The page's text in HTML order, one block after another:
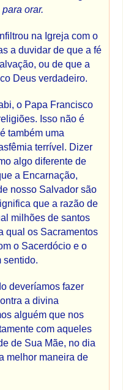
orar.
na Igreja com o
a duvidar de que a fé
ou de que a
Deus verdadeiro.
o Papa Francisco
Isso não é
também uma
terrível. Dizer
algo diferente de
a Encarnação,
nosso Salvador são
que a razão de
milhões de santos
qual os Sacramentos
o Sacerdócio e o
sentido.
deveríamos fazer
a divina
alguém que nos
com aqueles
de Sua Mãe, no dia
melhor maneira de